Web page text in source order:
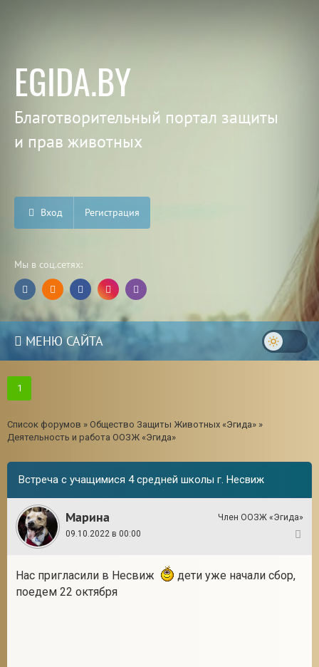
EGIDA.BY
Благотворительный портал защиты
и прав животных
Вход Регистрация
Мы в соц.сетях:
МЕНЮ САЙТА
1
Список форумов » Общество Защиты Животных «Эгида» »
Деятельность и работа ООЗЖ «Эгида»
Встреча с учащимися 4 средней школы г. Несвиж
Марина
Член ООЗЖ «Эгида»
09.10.2022 в 00:00
Нас пригласили в Несвиж
дети уже начали сбор,
поедем 22 октября